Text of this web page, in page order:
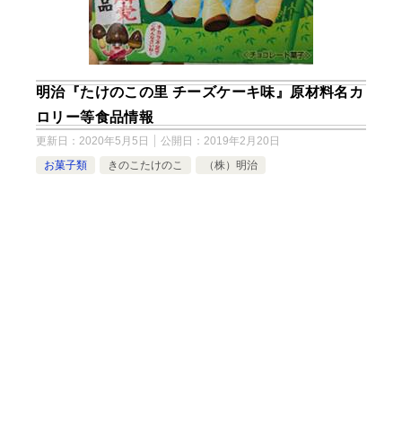
明治『たけのこの里 チーズケーキ味』原材料名カ
ロリー等食品情報
更新日： 2020年5月5日 公開日： 2019年2月20日
お菓子類
きのこたけのこ （株）明治